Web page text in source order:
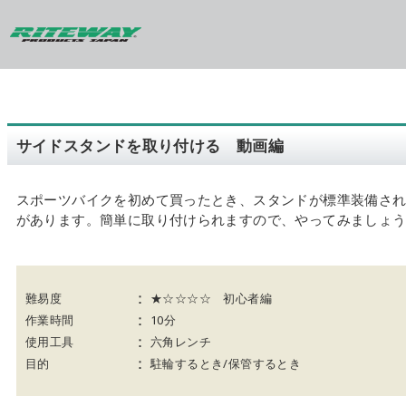
サイドスタンドを取り付ける 動画編
スポーツバイクを初めて買ったとき、スタンドが標準装備さ
があります。簡単に取り付けられますので、やってみましょ
難易度 ：
★☆☆☆☆ 初心者編
作業時間
：
10分
使用工具
：
六角レンチ
目的
： 駐輪するとき/保管するとき